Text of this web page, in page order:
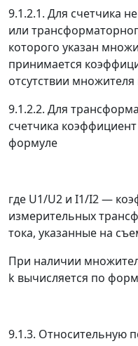
9.1.2.1. Для счетчика
или
которого указан
принимается
отсутствии
9.1.2.2. Для
счетчика коэффициент
формуле
где U1/U2 и I1/I2—
измерительных
тока, указанные на
При наличии
k вычисляется по
9.1.3. Относительную